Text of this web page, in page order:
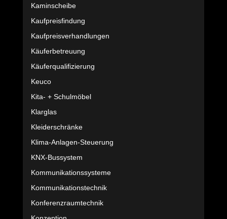
Kaminscheibe
Kaufpreisfindung
Kaufpreisverhandlungen
Käuferbetreuung
Käuferqualifizierung
Keuco
Kita- + Schulmöbel
Klarglas
Kleiderschränke
Klima-Anlagen-Steuerung
KNX-Bussystem
Kommunikationssysteme
Kommunikationstechnik
Konferenzraumtechnik